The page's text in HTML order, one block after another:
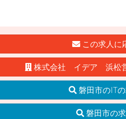
この求人に
株式会社 イデア 浜松
磐田市のIT
磐田市の